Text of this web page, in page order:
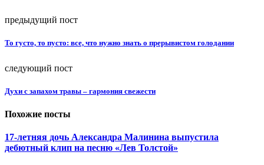
предыдущий пост
То густо, то пусто: все, что нужно знать о прерывистом голодании
следующий пост
Духи с запахом травы – гармония свежести
Похожие посты
17-летняя дочь Александра Малинина выпустила
дебютный клип на песню «Лев Толстой»